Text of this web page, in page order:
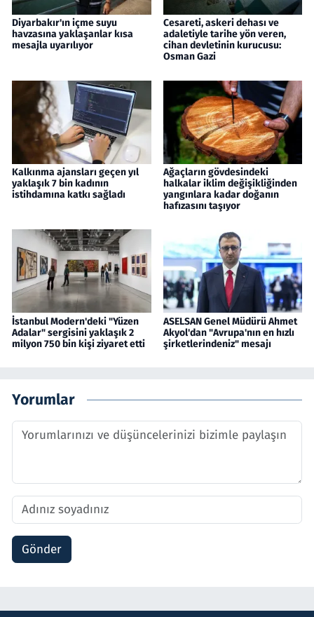
Diyarbakır'ın içme suyu
havzasına yaklaşanlar kısa
mesajla uyarılıyor
Cesareti, askeri dehası ve
adaletiyle tarihe yön veren,
cihan devletinin kurucusu:
Osman Gazi
Kalkınma ajansları geçen yıl
yaklaşık 7 bin kadının
istihdamına katkı sağladı
Ağaçların gövdesindeki
halkalar iklim değişikliğinden
yangınlara kadar doğanın
hafızasını taşıyor
İstanbul Modern'deki "Yüzen
Adalar" sergisini yaklaşık 2
milyon 750 bin kişi ziyaret etti
ASELSAN Genel Müdürü Ahmet
Akyol'dan "Avrupa'nın en hızlı
şirketlerindeniz" mesajı
Yorumlar
Gönder